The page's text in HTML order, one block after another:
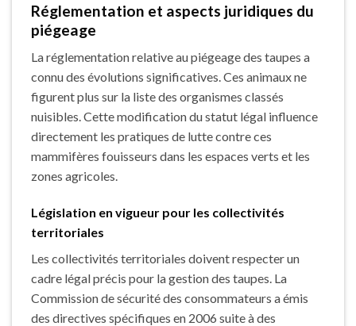
Réglementation et aspects juridiques du
piégeage
La réglementation relative au piégeage des taupes a
connu des évolutions significatives. Ces animaux ne
figurent plus sur la liste des organismes classés
nuisibles. Cette modification du statut légal influence
directement les pratiques de lutte contre ces
mammifères fouisseurs dans les espaces verts et les
zones agricoles.
Législation en vigueur pour les collectivités
territoriales
Les collectivités territoriales doivent respecter un
cadre légal précis pour la gestion des taupes. La
Commission de sécurité des consommateurs a émis
des directives spécifiques en 2006 suite à des